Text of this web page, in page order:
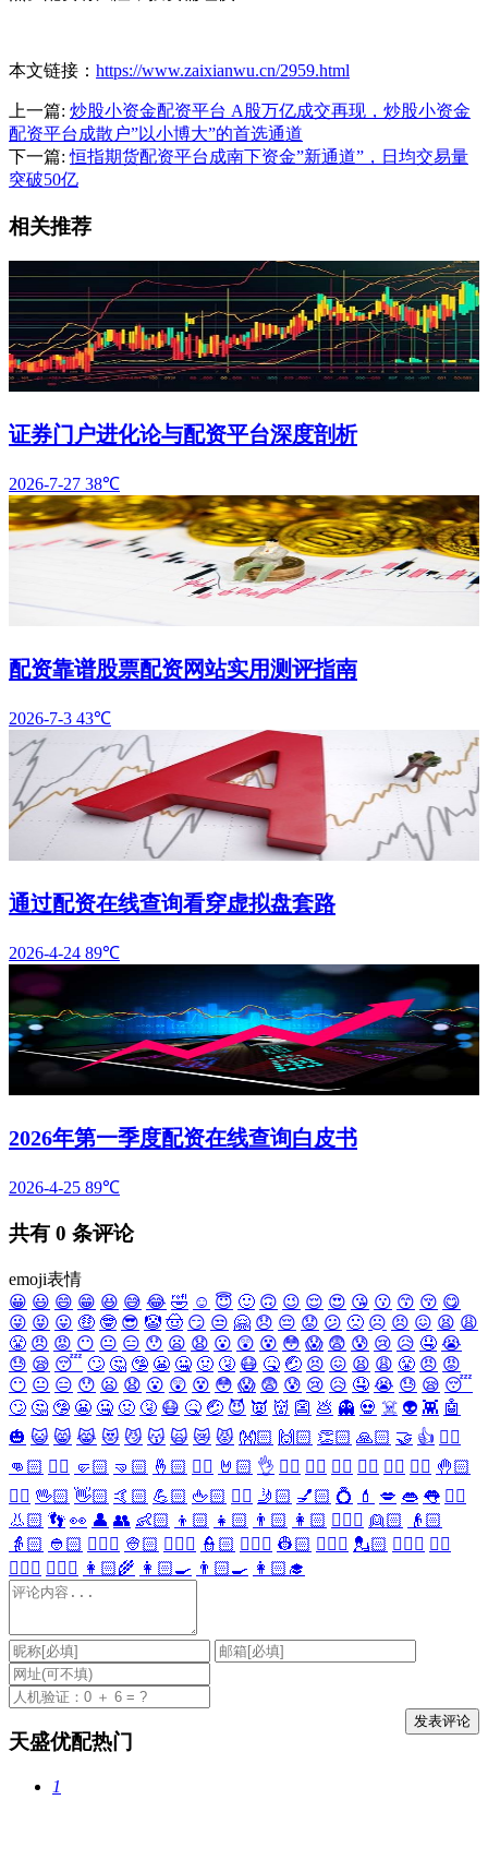
本文链接： https://www.zaixianwu.cn/2959.html
上一篇: 炒股小资金配资平台 A股万亿成交再现，炒股小资金
配资平台成散户”以小博大”的首选通道
下一篇: 恒指期货配资平台成南下资金”新通道”，日均交易量
突破50亿
相关推荐
证券门户进化论与配资平台深度剖析
2026-7-27 38℃
配资靠谱股票配资网站实用测评指南
2026-7-3 43℃
通过配资在线查询看穿虚拟盘套路
2026-4-24 89℃
2026年第一季度配资在线查询白皮书
2026-4-25 89℃
共有 0 条评论
emoji表情
😀 😃 😄 😁 😆 😅 😂 🤣 ☺️ 😇 🙂 🙃 😉 😌 😍 😘 😗 😙 😚 😋
😜 😝 😛 🤑 🤓 😎 🤡 🤠 😏 😒 🤗 😞 😔 😟 😕 🙁 ☹️ 😣 😖 😫 😩
😤 😠 😡 😶 😐 😑 😯 😦 😧 😮 😲 😵 😳 😱 😨 😰 😢 😥 🤤 😭
😓 😪 😴 🙄 🤔 🤥 😬 🤐 🤢 🤧 😷 🤒 🤕 😣 😖 😫 😩 😤 😠 😡
😶 😐 😑 😯 😦 😧 😮 😲 😵 😳 😱 😨 😰 😢 😥 🤤 😭 😓 😪 😴
🙄 🤔 🤥 😬 🤐 🤢 🤧 😷 🤒 🤕 😈 👿 👹 👺 💩 👻 💀 ☠️ 👽 👾 🤖
🎃 😺 😸 😹 😻 😼 😽 🙀 😿 😾 👐🏻 🙌🏻 👏🏻 🙏🏻 🤝 👍 👎🏻
👊🏻 ✊🏻 🤛🏻 🤜🏻 🤞🏻 ✌🏻 🤘🏻 👌 👈🏻 👉🏻 👆🏻 👇🏻 ☝🏻 ✋🏻 🤚🏻
🖐🏻 🖖🏻 👋🏻 🤙🏻 💪🏻 🖕🏻 ✍🏻 🤳🏻 💅🏻 💍 💄 💋 👄 👅 👂🏻
👃🏻 👣 👀 👤 👥 👶🏻 👦🏻 👧🏻 👨🏻 👩🏻 👱🏻‍♀️ 👱🏻
👴🏻
👵🏻 👲🏻 👳🏻‍♀️ 👳🏻 👮🏻‍♀️ 👮🏻 👷🏻‍♀️ 👷🏻 💂🏻‍♀️ 💂🏻 🕵🏻‍♀️ 🕵🏻
👩🏻‍⚕️ 👨🏻‍⚕️ 👩🏻‍🌾 👩🏻‍🍳 👨🏻‍🍳 👩🏻‍🎓
天盛优配热门
1